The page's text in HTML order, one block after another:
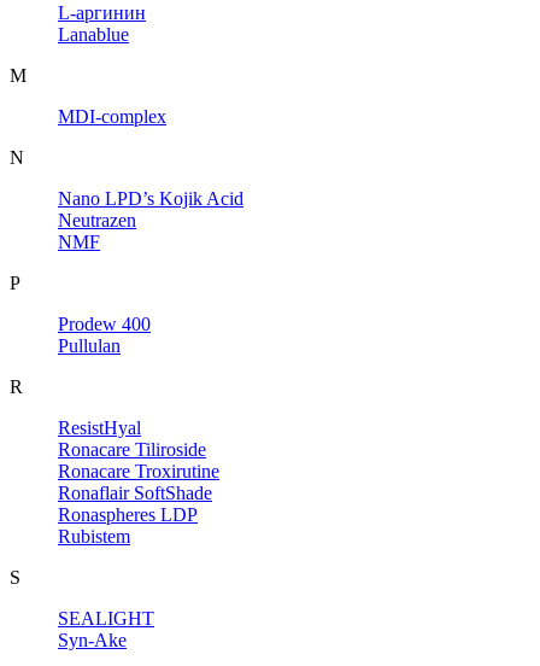
L-аргинин
Lanablue
M
MDI-complex
N
Nano LPD’s Kojik Acid
Neutrazen
NMF
P
Prodew 400
Pullulan
R
ResistHyal
Ronacare Tiliroside
Ronacare Troxirutine
Ronaflair SoftShade
Ronaspheres LDP
Rubistem
S
SEALIGHT
Syn-Ake